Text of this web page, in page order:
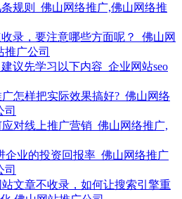
规则_佛山网络推广,佛山网络推
录，要注意哪些方面呢？_佛山网
推广公司
议先学习以下内容_企业网站seo
怎样把实际效果搞好?_佛山网络
司
对线上推广营销_佛山网络推广,
企业的投资回报率_佛山网络推广
司
站文章不收录，如何让搜索引擎重